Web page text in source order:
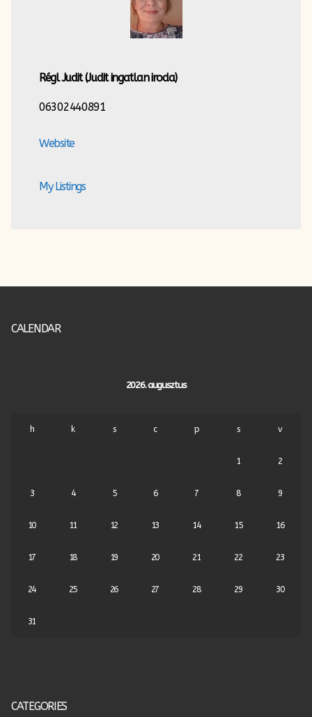
Régl Judit(Judit ingatlan iroda)
06302440891
Website
My Listings
CALENDAR
2026. augusztus
h k s c p s v
1 2
3 4 5 6 7 8 9
10 11 12 13 14 15 16
17 18 19 20 21 22 23
24 25 26 27 28 29 30
31
CATEGORIES